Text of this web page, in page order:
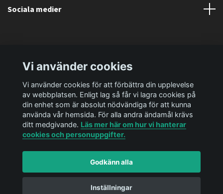
Sociala medier
© 2026 Ediya Shop ABPowered by Quickbutik
Vi använder cookies
Vi använder cookies för att förbättra din upplevelse
av webbplatsen. Enligt lag så får vi lagra cookies på
din enhet som är absolut nödvändiga för att kunna
använda vår hemsida. För alla andra ändamål krävs
ditt medgivande. Läs mer här om hur vi hanterar
cookies och personuppgifter.
Godkänn alla
Inställningar